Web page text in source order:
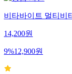
비타바이트 멀티비
14,200원
9%12,900원